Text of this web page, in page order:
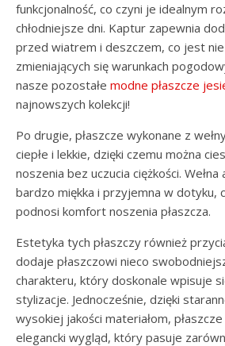
funkcjonalność, co czyni je idealnym
chłodniejsze dni. Kaptur zapewnia
przed wiatrem i deszczem, co jest
zmieniających się warunkach
nasze pozostałe modne płaszcze
najnowszych kolekcji!
Po drugie, płaszcze wykonane z
ciepłe i lekkie, dzięki czemu można
noszenia bez uczucia ciężkości.
bardzo miękka i przyjemna w dotyku,
podnosi komfort noszenia płaszcza.
Estetyka tych płaszczy również
dodaje płaszczowi nieco
charakteru, który doskonale wpisuje
stylizacje. Jednocześnie, dzięki
wysokiej jakości materiałom,
elegancki wygląd, który pasuje